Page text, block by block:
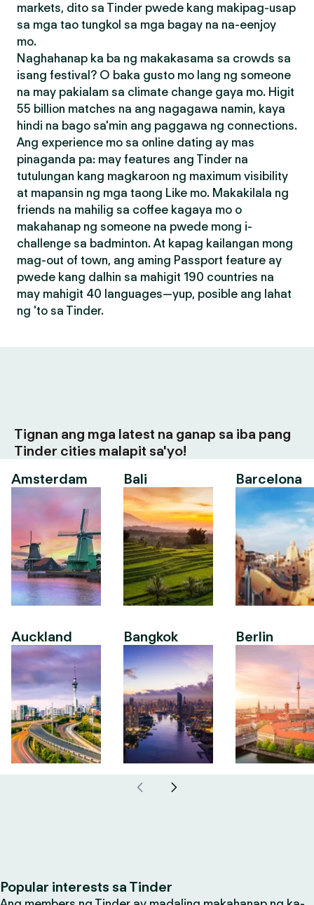
markets, dito sa Tinder pwede kang makipag-usap
sa mga tao tungkol sa mga bagay na na-eenjoy
mo.
Naghahanap ka ba ng makakasama sa crowds sa
isang festival? O baka gusto mo lang ng someone
na may pakialam sa climate change gaya mo. Higit
55 billion matches na ang nagagawa namin, kaya
hindi na bago sa'min ang paggawa ng connections.
Ang experience mo sa online dating ay mas
pinaganda pa: may features ang Tinder na
tutulungan kang magkaroon ng maximum visibility
at mapansin ng mga taong Like mo. Makakilala ng
friends na mahilig sa coffee kagaya mo o
makahanap ng someone na pwede mong i-
challenge sa badminton. At kapag kailangan mong
mag-out of town, ang aming Passport feature ay
pwede kang dalhin sa mahigit 190 countries na
may mahigit 40 languages—yup, posible ang lahat
ng 'to sa Tinder.
Tignan ang mga latest na ganap sa iba pang
Tinder cities malapit sa'yo!
Amsterdam
Auckland
Bali
Bangkok
Barcelona
Berlin
Popular interests sa Tinder